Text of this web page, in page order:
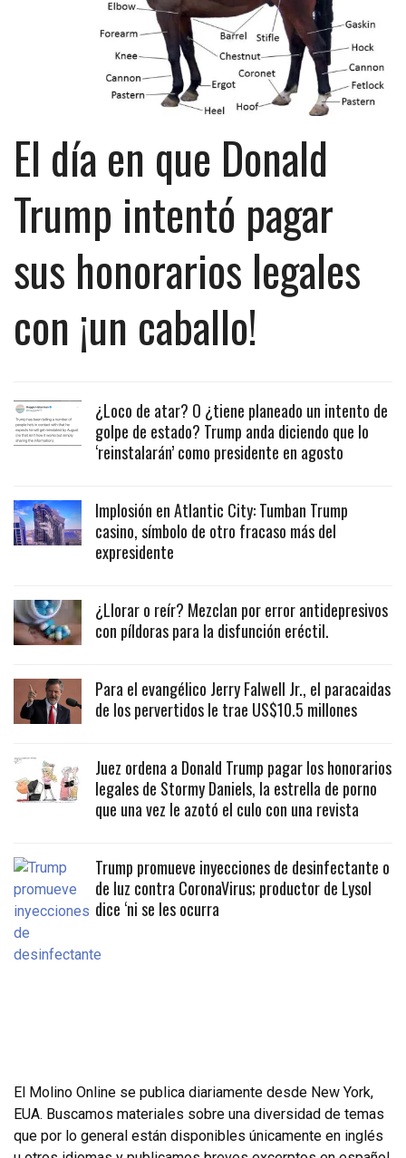
El día en que Donald
Trump intentó pagar
sus honorarios legales
con ¡un caballo!
¿Loco de atar? O ¿tiene planeado un intento de
golpe de estado? Trump anda diciendo que lo
‘reinstalarán’ como presidente en agosto
Implosión en Atlantic City: Tumban Trump
casino, símbolo de otro fracaso más del
expresidente
¿Llorar o reír? Mezclan por error antidepresivos
con píldoras para la disfunción eréctil.
Para el evangélico Jerry Falwell Jr., el paracaidas
de los pervertidos le trae US$10.5 millones
Juez ordena a Donald Trump pagar los honorarios
legales de Stormy Daniels, la estrella de porno
que una vez le azotó el culo con una revista
Trump promueve inyecciones de desinfectante o
de luz contra CoronaVirus; productor de Lysol
dice ‘ni se les ocurra
El Molino Online se publica diariamente desde New York,
EUA. Buscamos materiales sobre una diversidad de temas
que por lo general están disponibles únicamente en inglés